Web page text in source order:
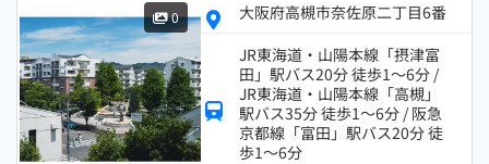
0
大阪府高槻市奈佐原二丁目6番
JR東海道・山陽本線「摂津富
田」駅バス20分 徒歩1～6分 /
JR東海道・山陽本線「高槻」
駅バス35分 徒歩1～6分 / 阪急
京都線「富田」駅バス20分 徒
歩1～6分